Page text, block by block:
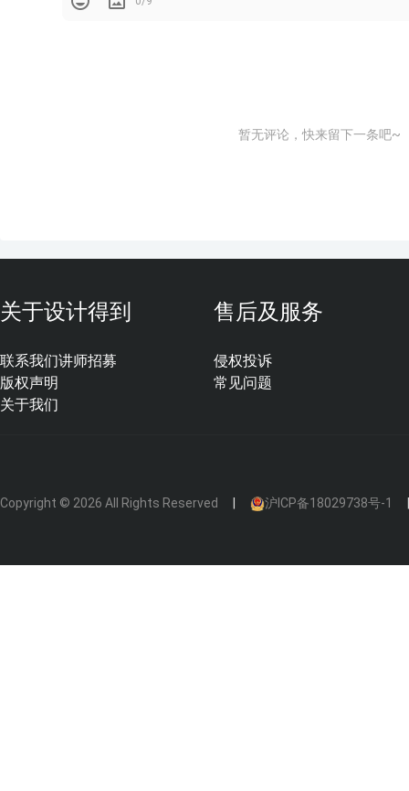
暂无评论，快来留下一条吧~
关于设计得到
联系我们
版权声明
关于我们
讲师招募
售后及服务
侵权投诉
常见问题
Copyright © 2026 All Rights Reserved 沪ICP备18029738号-1